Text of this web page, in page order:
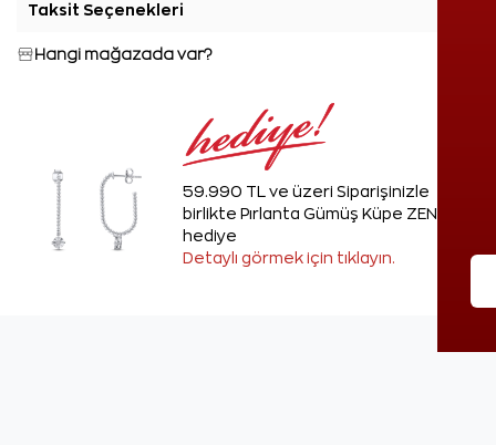
Taksit Seçenekleri
Hangi mağazada var?
59.990 TL ve üzeri Siparişinizle
birlikte Pırlanta Gümüş Küpe ZEN'den
hediye
Detaylı görmek için tıklayın.